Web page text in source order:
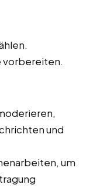
vorbereiten.
und
um